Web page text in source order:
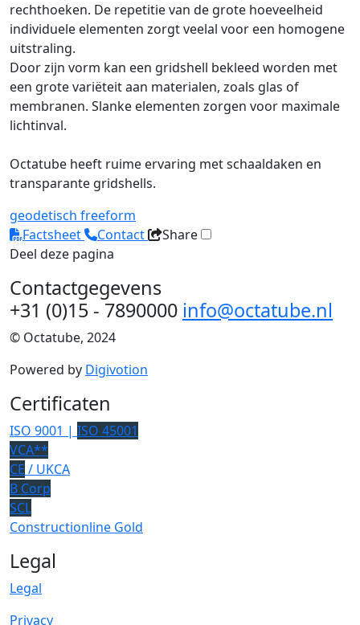
rechthoeken. De repetitie van de grote hoeveelheid
individuele elementen zorgt veelal voor een homogene
uitstraling.
Door zijn vorm kan een gridshell bekleed worden met
een grote variëteit aan materialen, zoals glas of
membranen. Slanke elementen zorgen voor maximale
lichtinval.
Octatube heeft ruime ervaring met schaaldaken en
transparante gridshells.
geodetisch freeform
Factsheet
Contact
Share
Deel deze pagina
Contactgegevens
+31 (0)15 - 7890000 info@octatube.nl
© Octatube, 2024
Powered by Digivotion
Certificaten
ISO 9001 | ISO 45001
VCA**
CE / UKCA
B Corp
SCL
Constructionline Gold
Legal
Legal
Privacy